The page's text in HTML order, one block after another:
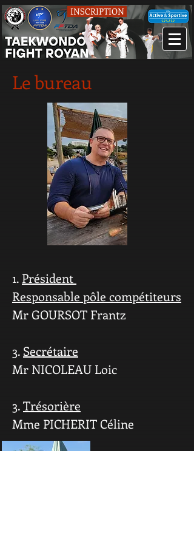
INSCRIPTION
Le bureau
1. Président
Responsable pôle compétiteurs
Mr GOURSOT Frantz
3. Secrétaire
Mr NICOLEAU Loic
3.Trésorière
Mme PICHERIT Céline